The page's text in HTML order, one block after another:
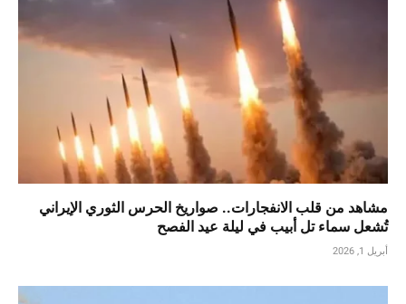
مشاهد من قلب الانفجارات.. صواريخ الحرس الثوري الإيراني
تُشعل سماء تل أبيب في ليلة عيد الفصح
أبريل 1, 2026